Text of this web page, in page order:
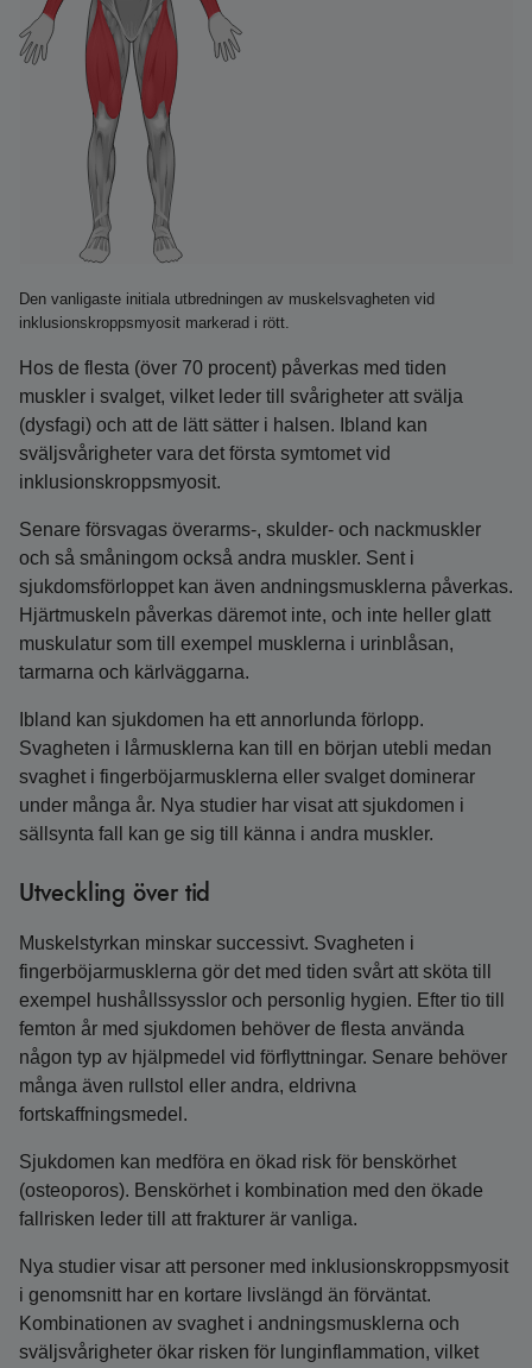
Den vanligaste initiala utbredningen av muskelsvagheten vid
inklusionskroppsmyosit markerad i rött.
Hos de flesta (över 70 procent) påverkas med tiden
muskler i svalget, vilket leder till svårigheter att svälja
(dysfagi) och att de lätt sätter i halsen. Ibland kan
sväljsvårigheter vara det första symtomet vid
inklusionskroppsmyosit.
Senare försvagas överarms-, skulder- och nackmuskler
och så småningom också andra muskler. Sent i
sjukdomsförloppet kan även andningsmusklerna påverkas.
Hjärtmuskeln påverkas däremot inte, och inte heller glatt
muskulatur som till exempel musklerna i urinblåsan,
tarmarna och kärlväggarna.
Ibland kan sjukdomen ha ett annorlunda förlopp.
Svagheten i lårmusklerna kan till en början utebli medan
svaghet i fingerböjarmusklerna eller svalget dominerar
under många år. Nya studier har visat att sjukdomen i
sällsynta fall kan ge sig till känna i andra muskler.
Utveckling över tid
Muskelstyrkan minskar successivt. Svagheten i
fingerböjarmusklerna gör det med tiden svårt att sköta till
exempel hushållssysslor och personlig hygien. Efter tio till
femton år med sjukdomen behöver de flesta använda
någon typ av hjälpmedel vid förflyttningar. Senare behöver
många även rullstol eller andra, eldrivna
fortskaffningsmedel.
Sjukdomen kan medföra en ökad risk för benskörhet
(osteoporos). Benskörhet i kombination med den ökade
fallrisken leder till att frakturer är vanliga.
Nya studier visar att personer med inklusionskroppsmyosit
i genomsnitt har en kortare livslängd än förväntat.
Kombinationen av svaghet i andningsmusklerna och
sväljsvårigheter ökar risken för lunginflammation, vilket